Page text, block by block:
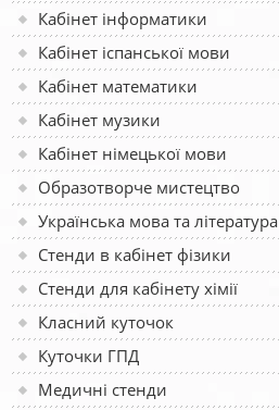
Кабінет інформатики
Кабінет іспанської мови
Кабінет математики
Кабінет музики
Кабінет німецької мови
Образотворче мистецтво
Українська мова та література
Стенди в кабінет фізики
Стенди для кабінету хімії
Класний куточок
Куточки ГПД
Медичні стенди